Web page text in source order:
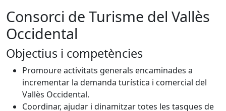
Consorci de Turisme del Vallès
Occidental
Objectius i competències
Promoure activitats generals encaminades a
incrementar la demanda turística i comercial del
Vallès Occidental.
Coordinar, ajudar i dinamitzar totes les tasques de